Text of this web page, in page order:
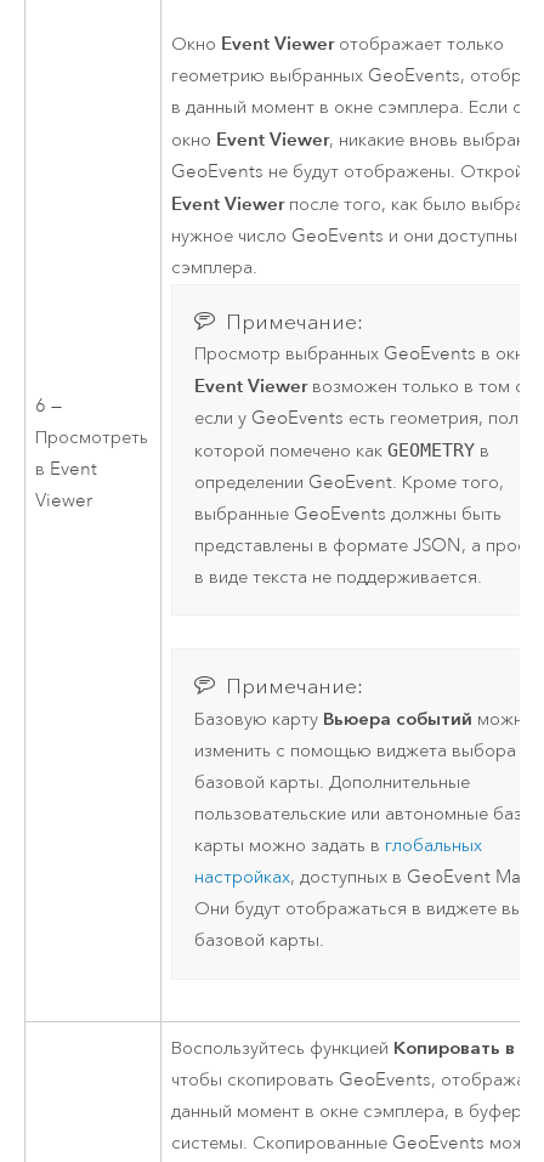
6 —
Просмотреть
в Event
Viewer
Окно Event Viewerотображает только
геометрию выбранных GeoEvents,
в данный момент в окне сэмплера. Если
окно Event Viewer, никакие вновь
GeoEvents не будут отображены.
Event Viewerпосле того, как было
нужное число GeoEvents и они доступны в
сэмплера.
Примечание:
Просмотр выбранных GeoEvents в окне
Event Viewerвозможен только в том
если у GeoEvents есть геометрия, поле
которой помечено как GEOMETRYв
определении GeoEvent. Кроме того,
выбранные GeoEvents должны быть
представлены в формате JSON, а
в виде текста не поддерживается.
Примечание:
Базовую карту Вьюера событий можно
изменить с помощью виджета выбора
базовой карты. Дополнительные
пользовательские или автономные
карты можно задать в глобальных
настройках, доступных в GeoEvent
Они будут отображаться в виджете
базовой карты.
Воспользуйтесь функцией Копировать в
чтобы скопировать GeoEvents,
данный момент в окне сэмплера, в буфер
системы. Скопированные GeoEvents